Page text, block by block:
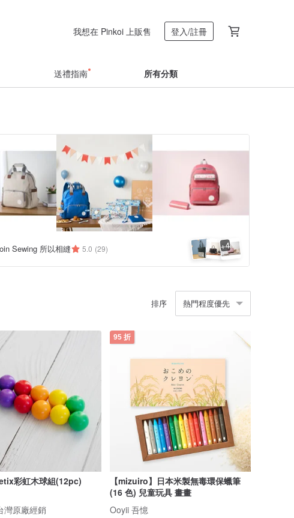
我想在 Pinkoi 上販售 登入/註冊
送禮指南 所有分類
Sewing 所以相縫 5.0 (29) +4
排序 熱門程度優先
彩虹木球組(12pc)
灣原廠經銷
95 折
【mizuiro】日本米製無毒環保蠟筆
(16 色) 兒童玩具 畫畫
Ooyii 吾憶